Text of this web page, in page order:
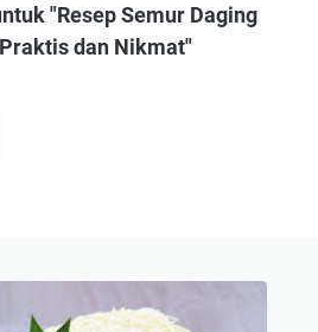
"Resep Semur Daging
dan Nikmat"